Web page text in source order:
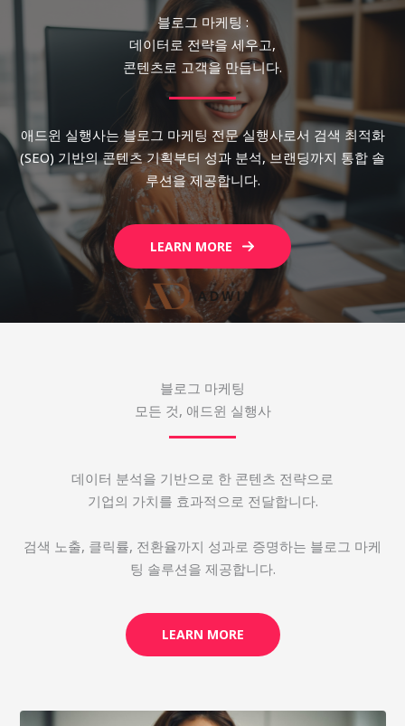
블로그 마케팅 :
데이터로 전략을 세우고,
콘텐츠로 고객을 만듭니다.
애드윈 실행사는 블로그 마케팅 전문 실행사로서 검색 최적화
(SEO) 기반의 콘텐츠 기획부터 성과 분석, 브랜딩까지 통합 솔
루션을 제공합니다.
LEARN MORE
블로그 마케팅
모든 것, 애드윈 실행사
데이터 분석을 기반으로 한 콘텐츠 전략으로
기업의 가치를 효과적으로 전달합니다.
검색 노출, 클릭률, 전환율까지 성과로 증명하는 블로그 마케
팅 솔루션을 제공합니다.
LEARN MORE